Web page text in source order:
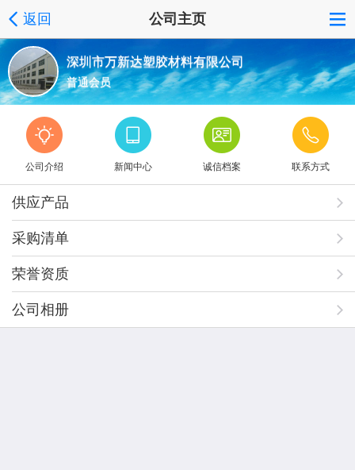
返回 公司主页
深圳市万新达塑胶材料有限公司
普通会员
公司介绍 新闻中心 诚信档案 联系方式
供应产品
采购清单
荣誉资质
公司相册